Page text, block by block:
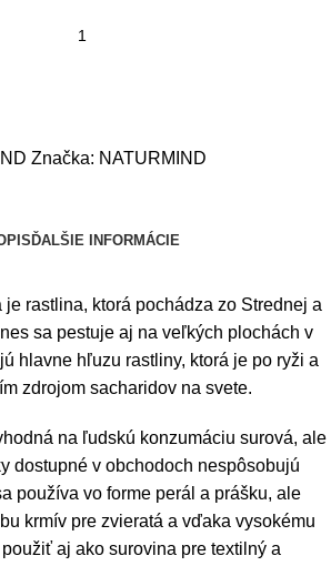
Značka: NATURMIND
ĎALŠIE INFORMÁCIE
rastlina, ktorá pochádza zo Strednej a
sa pestuje aj na veľkých plochách v
hlavne hľuzu rastliny, ktorá je po ryži a
zdrojom sacharidov na svete.
na ľudskú konzumáciu surová, ale
dostupné v obchodoch nespôsobujú
používa vo forme perál a prášku, ale
krmív pre zvieratá a vďaka vysokému
aj ako surovina pre textilný a